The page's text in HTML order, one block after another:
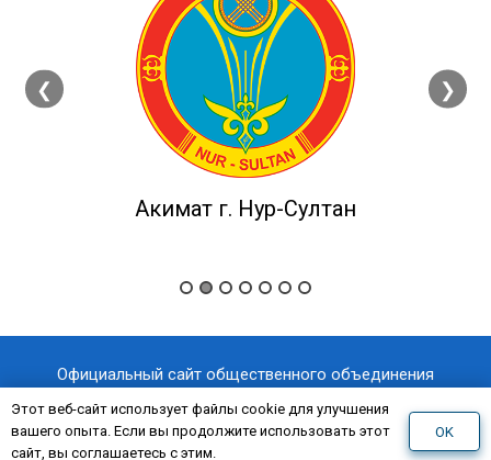
❮
Акимат г. Нур-Султан
❯
Официальный сайт общественного объединения
«Казахстанский отраслевой профессиональный союз
работников здравоохранения«AQNİET
Этот веб-сайт использует файлы cookie для улучшения
вашего опыта. Если вы продолжите использовать этот
сайт, вы соглашаетесь с этим.
OK